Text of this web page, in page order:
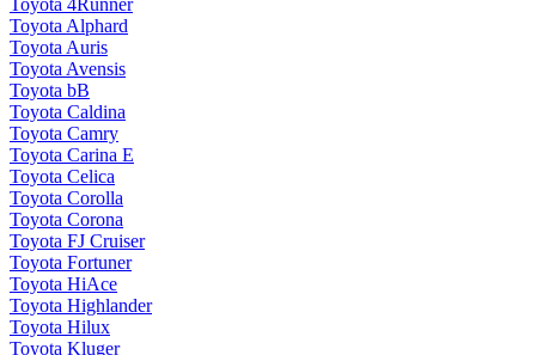
Toyota 4Runner
Toyota Alphard
Toyota Auris
Toyota Avensis
Toyota bB
Toyota Caldina
Toyota Camry
Toyota Carina E
Toyota Celica
Toyota Corolla
Toyota Corona
Toyota FJ Cruiser
Toyota Fortuner
Toyota HiAce
Toyota Highlander
Toyota Hilux
Toyota Kluger